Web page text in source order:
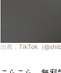
出典： TikTok（